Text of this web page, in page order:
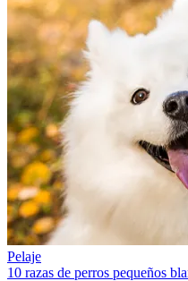
Pelaje
10 razas de perros pequeños